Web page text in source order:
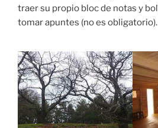
traer su propio bloc de notas y
tomar apuntes (no es obligatorio).